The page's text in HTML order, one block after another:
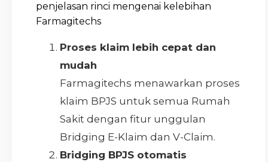
penjelasan rinci mengenai kelebihan
Farmagitechs
Proses klaim lebih cepat dan
mudah
Farmagitechs menawarkan proses
klaim BPJS untuk semua Rumah
Sakit dengan fitur unggulan
Bridging E-Klaim dan V-Claim.
Bridging BPJS otomatis